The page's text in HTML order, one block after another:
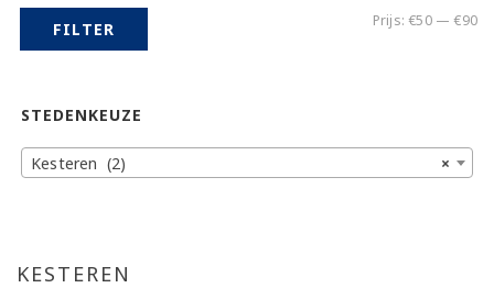
KESTEREN
FILTER Prijs:€50—€90
STEDENKEUZE
×
Kesteren (2)